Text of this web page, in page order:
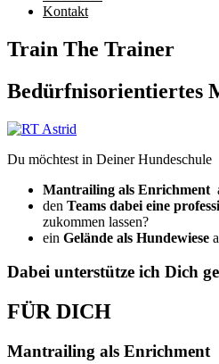
Kontakt
Train The Trainer
Bedürfnisorientiertes
Du möchtest in Deiner Hundeschule
Mantrailing als Enrichment
den Teams dabei eine
zukommen lassen?
ein Gelände als Hundewiese
Dabei unterstütze ich Dich
FÜR DICH
Mantrailing als Enrichment